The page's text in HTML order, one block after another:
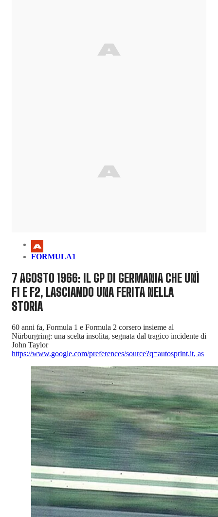
FORMULA1
7 AGOSTO 1966: IL GP DI GERMANIA CHE UNÌ
F1 E F2, LASCIANDO UNA FERITA NELLA
STORIA
60 anni fa, Formula 1 e Formula 2 corsero insieme al
Nürburgring: una scelta insolita, segnata dal tragico incidente di
John Taylor
https://www.google.com/preferences/source?q=autosprint.it, as